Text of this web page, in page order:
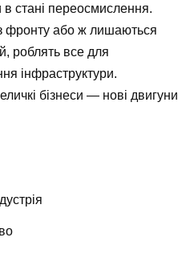
в стані переосмислення.
фронту або ж лишаються
роблять все для
інфраструктури.
бізнеси — нові двигуни